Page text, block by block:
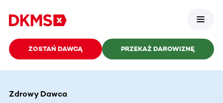
ZOSTAŃ DAWCĄ PRZEKAŻ DAROWIZNĘ
Zdrowy Dawca